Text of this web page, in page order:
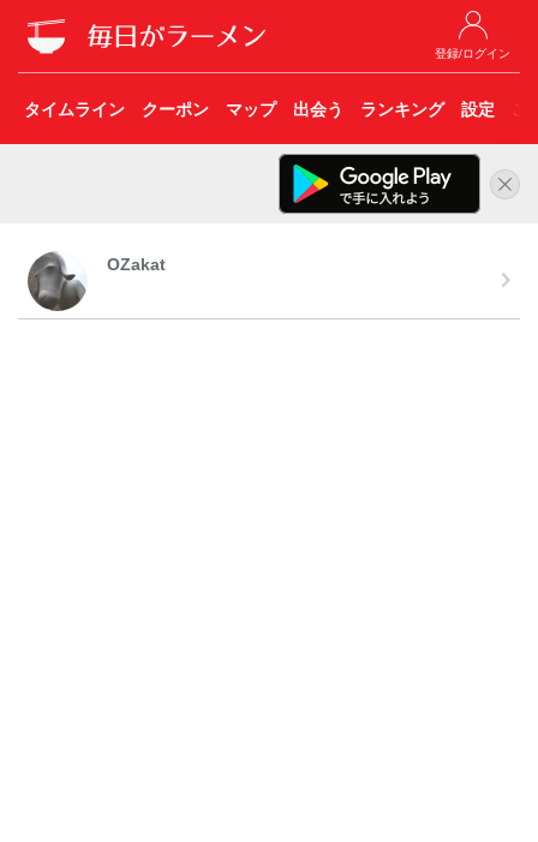
登録/ログイン
タイムライン クーポン マップ 出会う ランキング 設定 こ
OZakat